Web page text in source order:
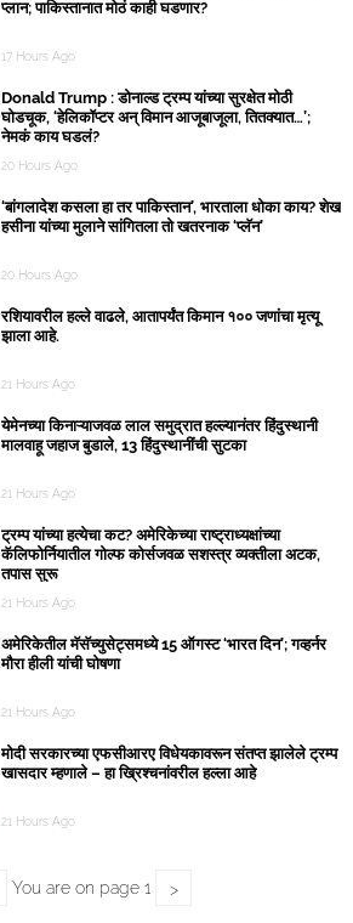
प्लान; पाकिस्तानात मोठं काही घडणार?
17 Hours Ago
Donald Trump : डोनाल्ड ट्रम्प यांच्या सुरक्षेत मोठी
घोडचूक, ‘हेलिकॉप्टर अन् विमान आजूबाजूला, तितक्यात…’;
नेमकं काय घडलं?
20 Hours Ago
‘बांगलादेश कसला हा तर पाकिस्तान’, भारताला धोका काय? शेख
हसीना यांच्या मुलाने सांगितला तो खतरनाक ‘प्लॅन’
20 Hours Ago
रशियावरील हल्ले वाढले, आतापर्यंत किमान १०० जणांचा मृत्यू
झाला आहे.
21 Hours Ago
येमेनच्या किनाऱ्याजवळ लाल समुद्रात हल्ल्यानंतर हिंदुस्थानी
मालवाहू जहाज बुडाले, 13 हिंदुस्थानींची सुटका
21 Hours Ago
ट्रम्प यांच्या हत्येचा कट? अमेरिकेच्या राष्ट्राध्यक्षांच्या
कॅलिफोर्नियातील गोल्फ कोर्सजवळ सशस्त्र व्यक्तीला अटक,
तपास सुरू
21 Hours Ago
अमेरिकेतील मॅसॅच्युसेट्समध्ये 15 ऑगस्ट ‘भारत दिन’; गव्हर्नर
मौरा हीली यांची घोषणा
21 Hours Ago
मोदी सरकारच्या एफसीआरए विधेयकावरून संतप्त झालेले ट्रम्प
खासदार म्हणाले – हा ख्रिश्चनांवरील हल्ला आहे
21 Hours Ago
You are on page 1 >